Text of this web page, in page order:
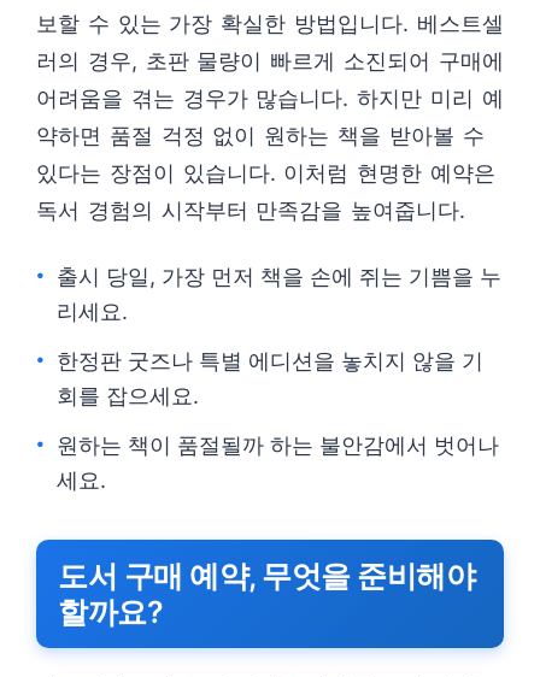
보할 수 있는 가장 확실한 방법입니다. 베스트셀
러의 경우, 초판 물량이 빠르게 소진되어 구매에
어려움을 겪는 경우가 많습니다. 하지만 미리 예
약하면 품절 걱정 없이 원하는 책을 받아볼 수
있다는 장점이 있습니다. 이처럼 현명한 예약은
독서 경험의 시작부터 만족감을 높여줍니다.
출시 당일, 가장 먼저 책을 손에 쥐는 기쁨을 누
리세요.
한정판 굿즈나 특별 에디션을 놓치지 않을 기
회를 잡으세요.
원하는 책이 품절될까 하는 불안감에서 벗어나
세요.
도서 구매 예약, 무엇을 준비해야
할까요?